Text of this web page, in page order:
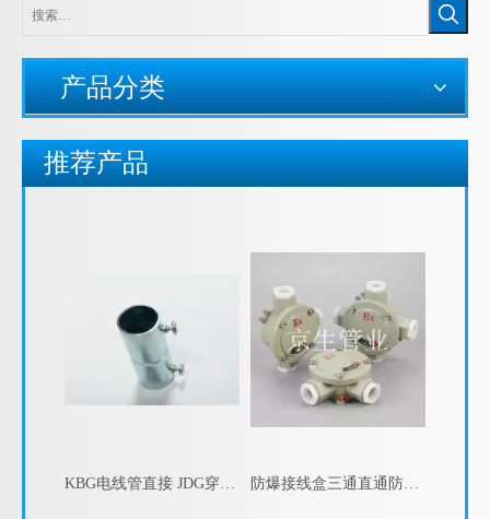
产品分类
推荐产品
bhc防爆穿线盒4分6分直通四通防爆接线盒防爆三通穿线盒 BHC防爆穿线盒穿线弯头盒防爆直通接线弯头防爆接线盒